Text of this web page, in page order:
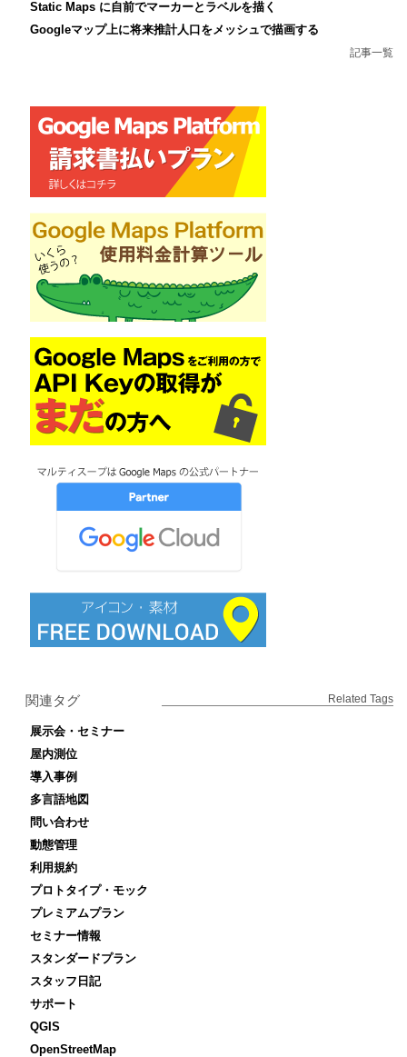
Static Maps に自前でマーカーとラベルを描く
Googleマップ上に将来推計人口をメッシュで描画する
記事一覧
関連タグ Related Tags
展示会・セミナー
屋内測位
導入事例
多言語地図
問い合わせ
動態管理
利用規約
プロトタイプ・モック
プレミアムプラン
セミナー情報
スタンダードプラン
スタッフ日記
サポート
QGIS
OpenStreetMap